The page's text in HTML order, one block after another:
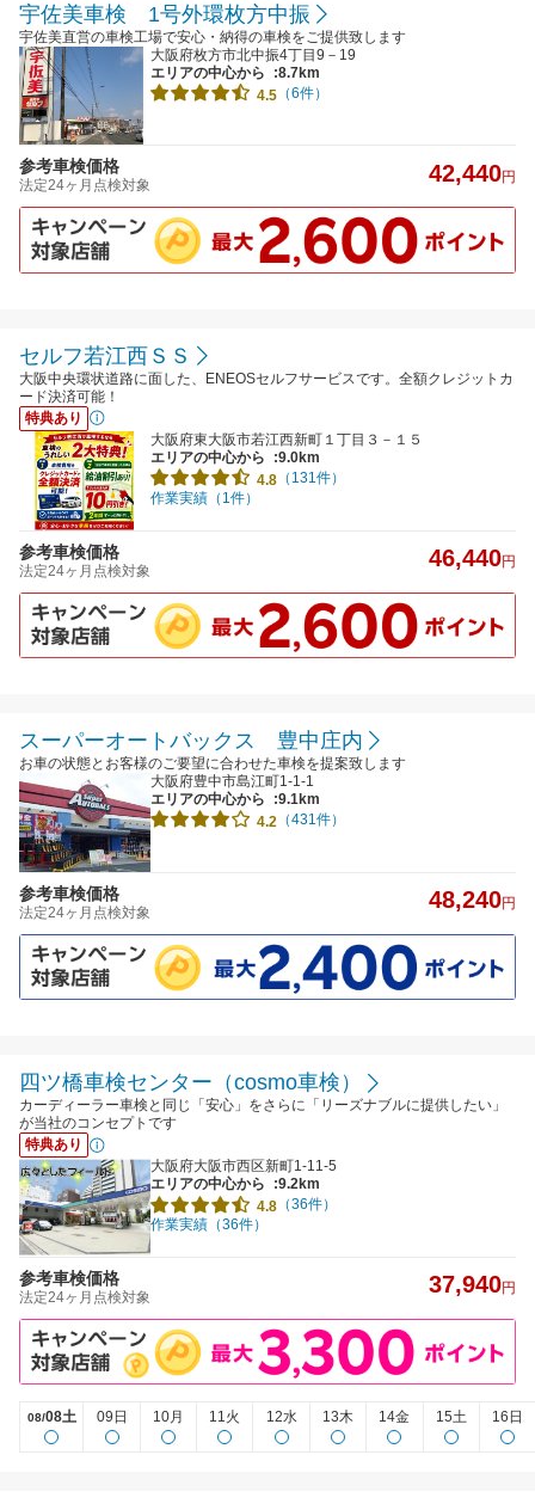
宇佐美車検 1号外環枚方中振
宇佐美直営の車検工場で安心・納得の車検をご提供致します
大阪府枚方市北中振4丁目9－19
エリアの中心から
:8.7km
4.5 （6件）
参考車検価格
法定24ヶ月点検対象 42,440円
セルフ若江西ＳＳ
大阪中央環状道路に面した、ENEOSセルフサービスです。全額クレジットカ
ード決済可能！
特典あり
大阪府東大阪市若江西新町１丁目３－１５
エリアの中心から
:9.0km
4.8 （131件）
作業実績（1件）
参考車検価格
法定24ヶ月点検対象 46,440円
スーパーオートバックス 豊中庄内
お車の状態とお客様のご要望に合わせた車検を提案致します
大阪府豊中市島江町1-1-1
エリアの中心から
:9.1km
4.2 （431件）
参考車検価格
法定24ヶ月点検対象 48,240円
四ツ橋車検センター（cosmo車検）
カーディーラー車検と同じ「安心」をさらに「リーズナブルに提供したい」
が当社のコンセプトです
特典あり
大阪府大阪市西区新町1-11-5
エリアの中心から
:9.2km
4.8 （36件）
作業実績（36件）
参考車検価格
法定24ヶ月点検対象 37,940円
08/08土 09日 10月 11火 12水 13木 14金 15土 16日